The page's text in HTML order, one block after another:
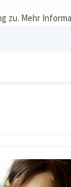
zu. Mehr